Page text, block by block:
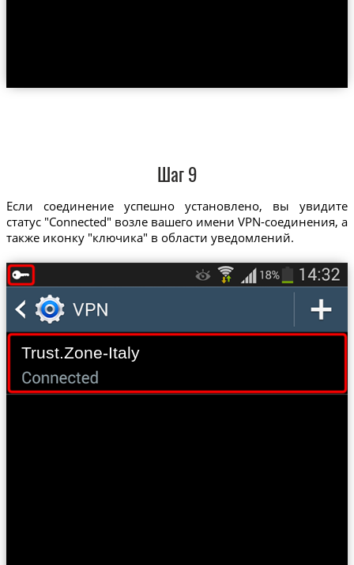
Шаг 9
Если соединение успешно установлено, вы увидите
статус "Connected" возле вашего имени VPN-соединения, а
также иконку "ключика" в области уведомлений.
Trust.Zone-Italy